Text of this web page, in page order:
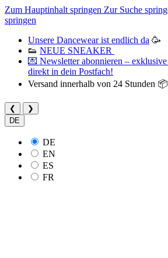
Zum Hauptinhalt springen Zur Suche
springen
Unsere Dancewear ist endlich da 🥳
👟 NEUE SNEAKER
💌 Newsletter abonnieren –
direkt in dein Postfach!
Versand innerhalb von 24 Stunden 📦
❮
❯
DE
DE
EN
ES
FR